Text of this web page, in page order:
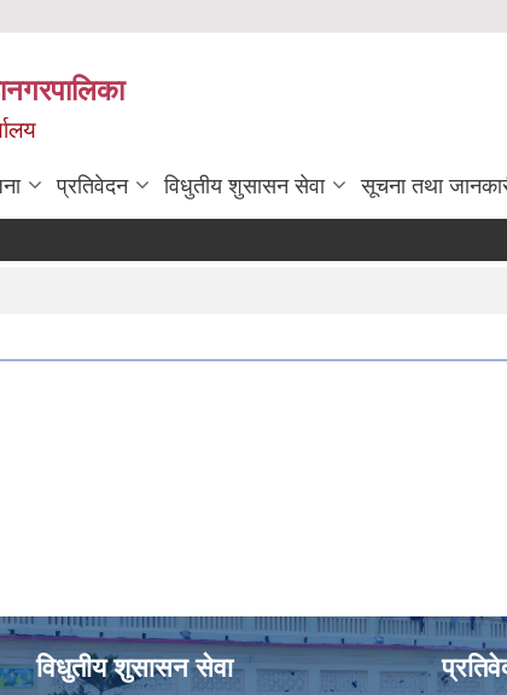
प्रतिवेदन विधुतीय शुसासन सेवा सूचना तथा
विधुतीय शुसासन सेवा